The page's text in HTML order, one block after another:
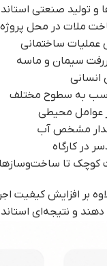
تولید صنعتی
ملات در محل پروژه
عملیات ساختمانی
سیمان و ماسه
انسانی
به سطوح مختلف
عوامل محیطی
مشخص آب
در کارگاه
کوچک تا
بر افزایش
و نتیجه‌ای